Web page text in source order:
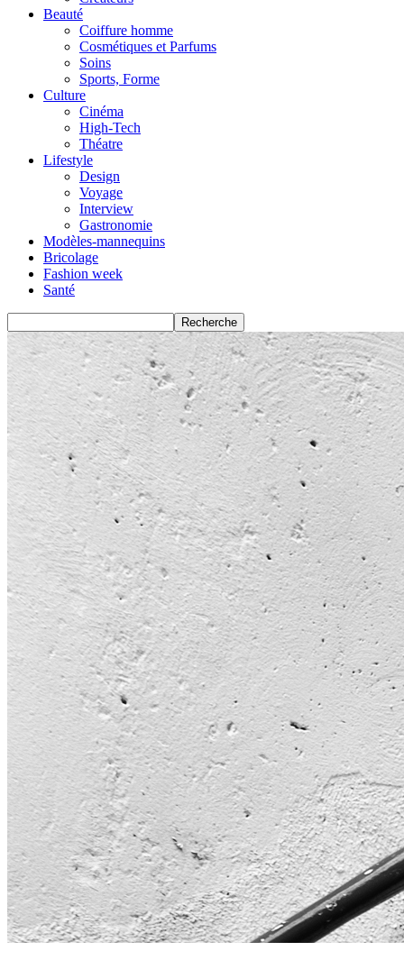
Beauté
Coiffure homme
Cosmétiques et Parfums
Soins
Sports, Forme
Culture
Cinéma
High-Tech
Théatre
Lifestyle
Design
Voyage
Interview
Gastronomie
Modèles-mannequins
Bricolage
Fashion week
Santé